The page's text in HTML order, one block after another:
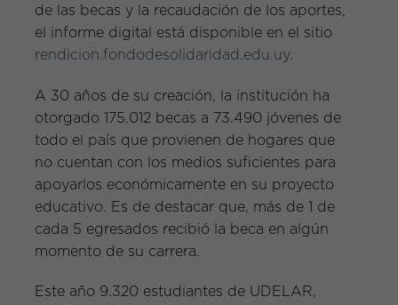
de las becas y la recaudación de los aportes,
el informe digital está disponible en el sitio
rendicion.fondodesolidaridad.edu.uy.
A 30 años de su creación, la institución ha
otorgado 175.012 becas a 73.490 jóvenes de
todo el país que provienen de hogares que
no cuentan con los medios suficientes para
apoyarlos económicamente en su proyecto
educativo. Es de destacar que, más de 1 de
cada 5 egresados recibió la beca en algún
momento de su carrera.
Este año 9.320 estudiantes de UDELAR,